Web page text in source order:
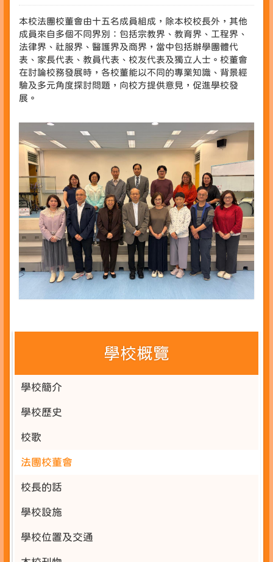
本校法團校董會由十五名成員組成，除本校校長外，其他
成員來自多個不同界別：包括宗教界、教育界、工程界、
法律界、社服界、醫護界及商界，當中包括辦學團體代
表、家長代表、教員代表、校友代表及獨立人士。校董會
在討論校務發展時，各校董能以不同的專業知識、背景經
驗及多元角度探討問題，向校方提供意見，促進學校發
展。
學校概覽
學校簡介
學校歷史
校歌
法團校董會
校長的話
學校設施
學校位置及交通